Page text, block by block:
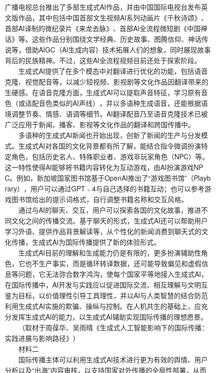
广播电视总台推出了多部生成式AI作品，并由中国国际电视台发布英
文版作品，其中包括中国首部文生视频AI系列动画片《千秋诗颂》、
首部AI译制的微纪录片《来龙去脉》、首部AI全流程微短剧《中国神
话》等。这些作品分别围绕文学经典、历史故事、图腾信仰、神话传
说等，借助AIGC（AI生成内容）技术拓展人们的想象，同时展现故事
背后的民族精神。不过，这些AI全流程视频目前还处于探索阶段。
生成式AI提供了在多个模态中对翻译进行优化的功能，包括语音
克隆、视觉配音等，以减少短视频、影视剧等文化作品因翻译带来的
生硬感。在语音克隆方面，生成式AI可以提取声音特征，学习原有音
色（或适配音色类似的AI声线），并以多语种生成语音，还能根据语
境调整节奏、情感、语调等细节。AI翻译配音乃至语音克隆技术已被
广泛应用于新闻、播客、影视等文化作品的翻译和跨国传播中。
多语种的生成式AI新闻也开始出现，创新了新闻的生产与分发模
式。生成式AI对各国的文化背景都有所了解，能结合指令微调扮演特
定角色，包括历史名人、特殊职业者、游戏非玩家角色（NPC）等。
这一特性使得AI能够将书籍内容转化为互动游戏，由AI扮演游戏NP
C。例如，新加坡国家图书馆基于OpenAI推出了“游戏图书馆”（Playb
rary），用户可以通过GPT﹣4与自己选择的书籍互动；也可以参考游
戏图书馆给出的提示词格式，自行调整书籍名称和交互风格。
通过与AI的聊天、交互，用户可以探索各国的文化故事，推进不
同文化之间的传播交流。基于聊天的形式，生成式AI还可以帮助用户
学习外语、提供作品背景解读等，从个性化的新闻消费到聊天式的文
化传播，生成式AI为国际传播提供了新的体验形式。
生成式AI目前的理解和生成能力仍是有限的，更多扮演辅助性角
色，它也不生产事实，而是循环转译数据，还可能导致偏见和虚假信
息等问题，它无法弥合数字鸿沟，使每个国家平等地接入生成式AI，
在国际传播中，AI开发与实践应以促进国际交流、相互理解与文明互
鉴为目标，以价值理性引导工具理性，并以AI与人类智慧的结合防范
利用生成式AI实施的欺骗、操纵与控制。在人机共生的基础上，应充
分发挥生成式AI的能力，以生成式AI辅助实现国际传播的理想愿景。
（取材于周葆华、吴雨晴《生成式人工智能影响下的国际传播：
实践进展与影响路径》）
材料二
国际传播主体可以利用生成式AI技术进行更为有效的舆情、用户
分析以及“出海”内容审核，以支持国家对外传播的全局性部署，从而